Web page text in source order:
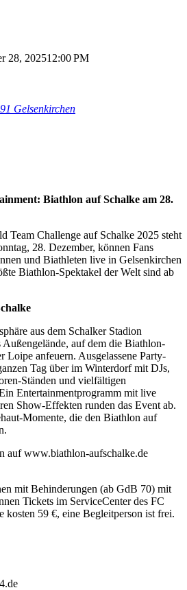
28, 202512:00 PM
Gelsenkirchen
Biathlon auf Schalke am 28.
Team Challenge auf Schalke 2025 steht
28. Dezember, können Fans
und Biathleten live in Gelsenkirchen
Biathlon-Spektakel der Welt sind ab
aus dem Schalker Stadion
Außengelände, auf dem die Biathlon-
Loipe anfeuern. Ausgelassene Party-
Tag über im Winterdorf mit DJs,
Ständen und vielfältigen
Entertainmentprogramm mit live
Show-Effekten runden das Event ab.
Momente, die den Biathlon auf
auf www.biathlon-aufschalke.de
mit Behinderungen (ab GdB 70) mit
Tickets im ServiceCenter des FC
kosten 59 €, eine Begleitperson ist frei.